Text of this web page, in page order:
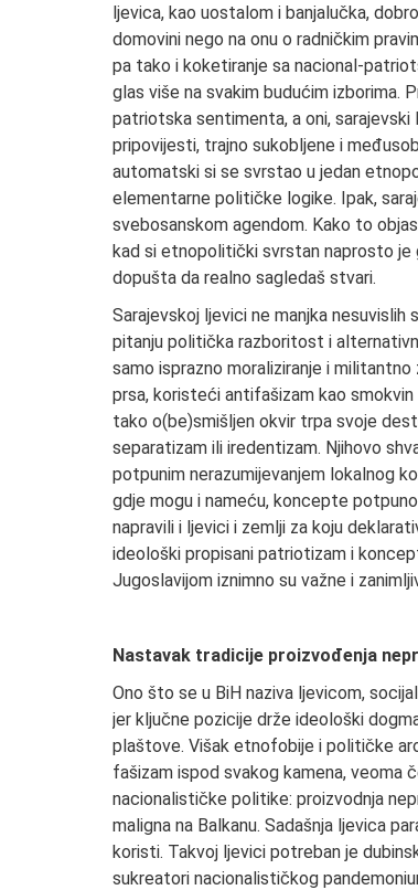
ljevica, kao uostalom i banjalučka,
domovini nego na onu o radničkim
pa tako i koketiranje sa nacional-
glas više na svakim budućim izborima.
patriotska sentimenta, a oni,
pripovijesti, trajno sukobljene i
automatski si se svrstao u jedan
elementarne političke logike. Ipak,
svebosanskom agendom. Kako to
kad si etnopolitički svrstan naprosto je
dopušta da realno sagledaš stvari.
Sarajevskoj ljevici ne manjka
pitanju politička razboritost i
samo isprazno moraliziranje i
prsa, koristeći antifašizam kao
tako o(be)smišljen okvir trpa svoje
separatizam ili iredentizam. Njihovo
potpunim nerazumijevanjem lokalnog
gdje mogu i nameću, koncepte
napravili i ljevici i zemlji za koju
ideološki propisani patriotizam i
Jugoslavijom iznimno su važne i
Nastavak tradicije proizvođenja
Ono što se u BiH naziva ljevicom,
jer ključne pozicije drže ideološki
plaštove. Višak etnofobije i političke
fašizam ispod svakog kamena, veoma
nacionalističke politike: proizvodnja
maligna na Balkanu. Sadašnja ljevica
koristi. Takvoj ljevici potreban je
sukreatori nacionalističkog